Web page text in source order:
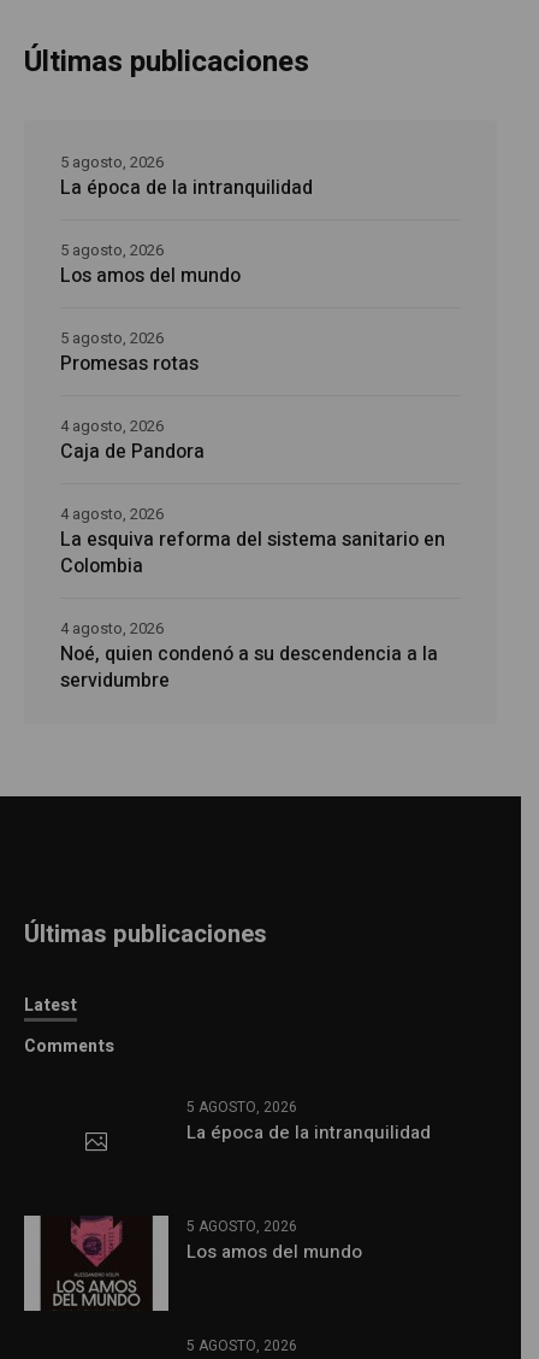
Últimas publicaciones
La época de la intranquilidad
5 agosto, 2026
Los amos del mundo
5 agosto, 2026
Promesas rotas
5 agosto, 2026
Caja de Pandora
4 agosto, 2026
La esquiva reforma del sistema sanitario en
Colombia
4 agosto, 2026
Noé, quien condenó a su descendencia a la
servidumbre
4 agosto, 2026
Últimas publicaciones
Latest
Comments
5 AGOSTO, 2026
La época de la intranquilidad
5 AGOSTO, 2026
Los amos del mundo
5 AGOSTO, 2026